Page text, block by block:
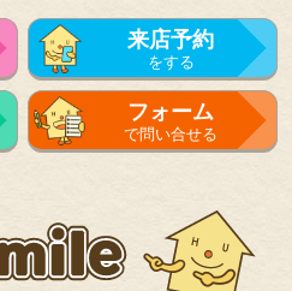
来店予約
をする
フォーム
で問い合せる